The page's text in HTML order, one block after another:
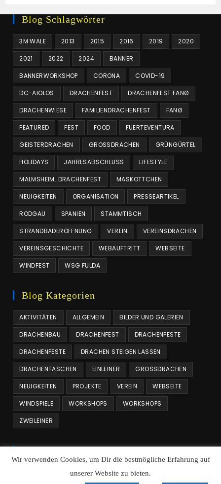
Blog Schlagwörter
3M WALE 2013 2015 2016 2019 2020
2021 2022 2024 BANNER
BANNERWORKSHOP CORONA COVID-19
DC-AIOLOS DRACHENFEST DRACHENFEST FANØ
DRACHENWIESE FAMILIENDRACHENFEST FANØ
FEATURED FEST FOOD FUERTEVENTURA
GEISTERDRACHEN GROSSDRACHEN GRÜNGÜRTEL
HOLIDAYS JAHRESABSCHLUSS LIFESTYLE
MALMSHEIM. DRACHENFEST MASKOTTCHEN
NEUIGKEITEN ORGANISATION PRESSEARTIKEL
RODGAU SPANIEN STAMMTISCH
STRANDBADERÖFFNUNG VEREIN VEREINSDRACHEN
VEREINSGESCHICHTE WEBAUFTRITT WEBSEITE
WINDFEST WSG FULDA
Blog Kategorien
AKTIVITÄTEN ALLGEMEIN BILDER UND GALERIEN
DRACHENBAU DRACHENFEST DRACHENFESTE
DRACHENFESTE DRACHEN STEIGEN LASSEN
DRACHENTASCHEN EINLEINER GROSSDRACHEN
NEUIGKEITEN PROJEKTE VEREIN WEBSEITE
WINDSPIELE WORKSHOPS WORKSHOPS
ZWEILEINER
Beitrags Archiv
Monat auswählen
Wir verwenden Cookies, um Dir die bestmögliche Erfahrung auf
unserer Website zu bieten.